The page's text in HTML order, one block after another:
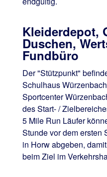
Kleiderdepot,
Duschen,
Fundbüro
Der "Stützpunkt"
Schulhaus
Sportcenter
des Start- /
5 Mile Run Läufer
Stunde vor dem ersten
in Horw abgeben,
beim Ziel im